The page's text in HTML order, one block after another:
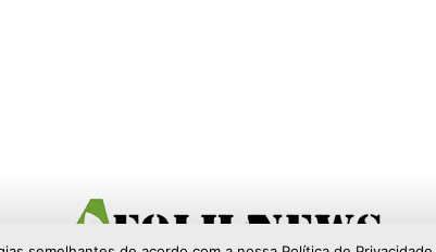
e restaurantes”, afirmou, em nota, o